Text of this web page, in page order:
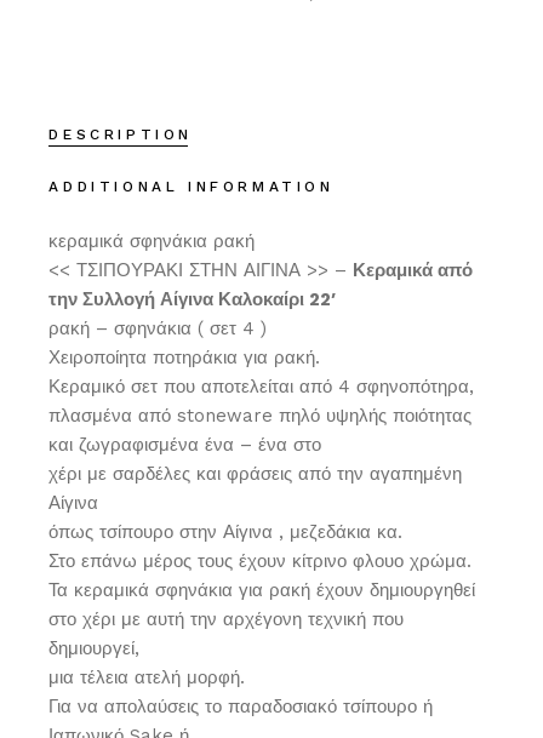
DESCRIPTION
ADDITIONAL INFORMATION
κεραμικά σφηνάκια ρακή
<< ΤΣΙΠΟΥΡΑΚΙ ΣΤΗΝ ΑΙΓΙΝΑ >> – Κεραμικά από
την Συλλογή Αίγινα Καλοκαίρι 22′
ρακή – σφηνάκια ( σετ 4 )
Χειροποίητα ποτηράκια για ρακή.
Κεραμικό σετ που αποτελείται από 4 σφηνοπότηρα,
πλασμένα από stoneware πηλό υψηλής ποιότητας
και ζωγραφισμένα ένα – ένα στο
χέρι με σαρδέλες και φράσεις από την αγαπημένη
Αίγινα
όπως τσίπουρο στην Αίγινα , μεζεδάκια κα.
Στο επάνω μέρος τους έχουν κίτρινο φλουο χρώμα.
Τα κεραμικά σφηνάκια για ρακή έχουν δημιουργηθεί
στο χέρι με αυτή την αρχέγονη τεχνική που
δημιουργεί,
μια τέλεια ατελή μορφή.
Για να απολαύσεις το παραδοσιακό τσίπουρο ή